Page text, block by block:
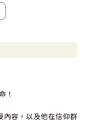
！
內容，以及他在信仰群